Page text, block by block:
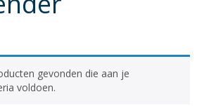
gevonden die aan je
voldoen.